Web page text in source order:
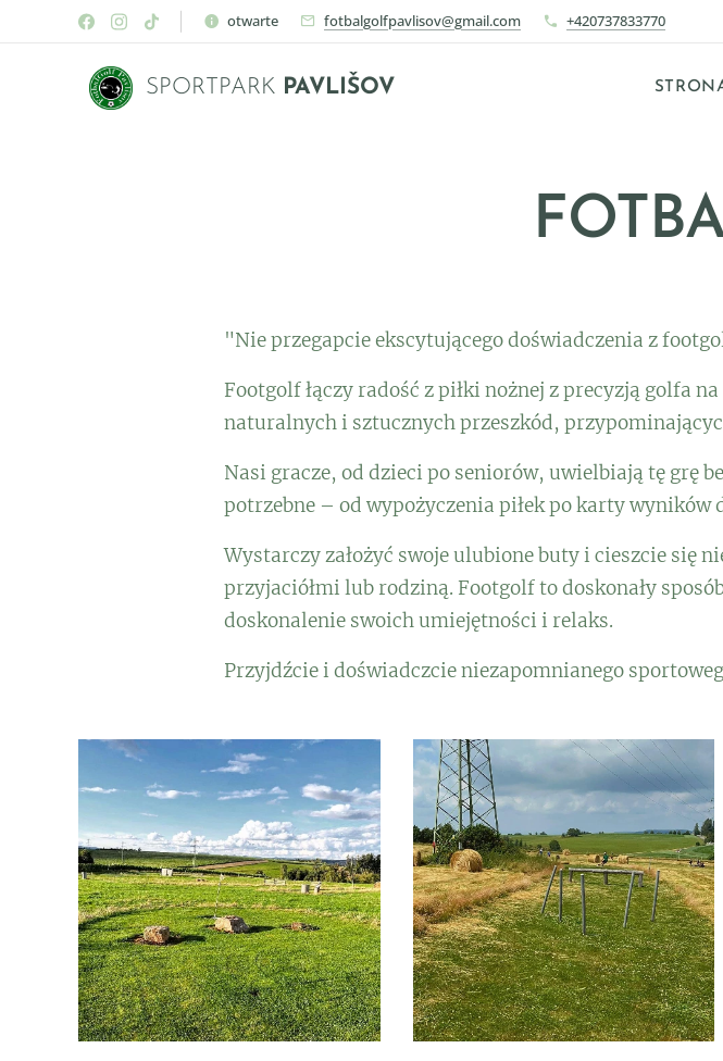
otwarte fotbalgolfpavlisov@gmail.com +420737833770
SPORTPARK PAVLIŠOV
"Nie przegapcie ekscytującego doświadczenia z
Footgolf łączy radość z piłki nożnej z precyzją golfa
naturalnych i sztucznych przeszkód,
Nasi gracze, od dzieci po seniorów, uwielbiają tę grę
potrzebne – od wypożyczenia piłek po karty
Wystarczy założyć swoje ulubione buty i cieszcie się
przyjaciółmi lub rodziną. Footgolf to doskonały
doskonalenie swoich umiejętności i relaks.
Przyjdźcie i doświadczcie niezapomnianego